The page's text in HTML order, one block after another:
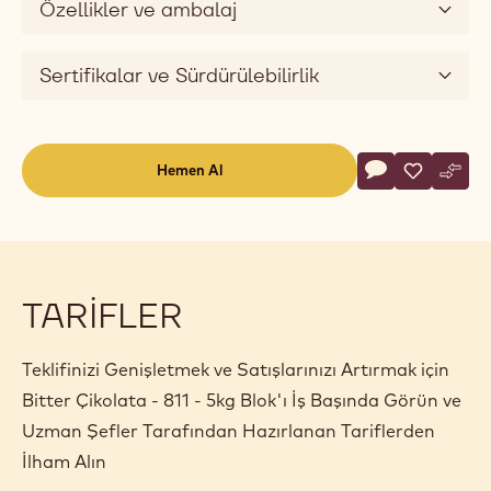
o
Özellikler ve ambalaj
Sertifikalar ve Sürdürülebilirlik
Hemen Al
Actions
Yorum yaz
- BitterKaydet
- Bitter
-
TARIFLER
Teklifinizi Genişletmek ve Satışlarınızı Artırmak için
Bitter Çikolata - 811 - 5kg Blok'ı İş Başında Görün ve
Uzman Şefler Tarafından Hazırlanan Tariflerden
İlham Alın